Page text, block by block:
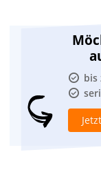
bis
Jetzt